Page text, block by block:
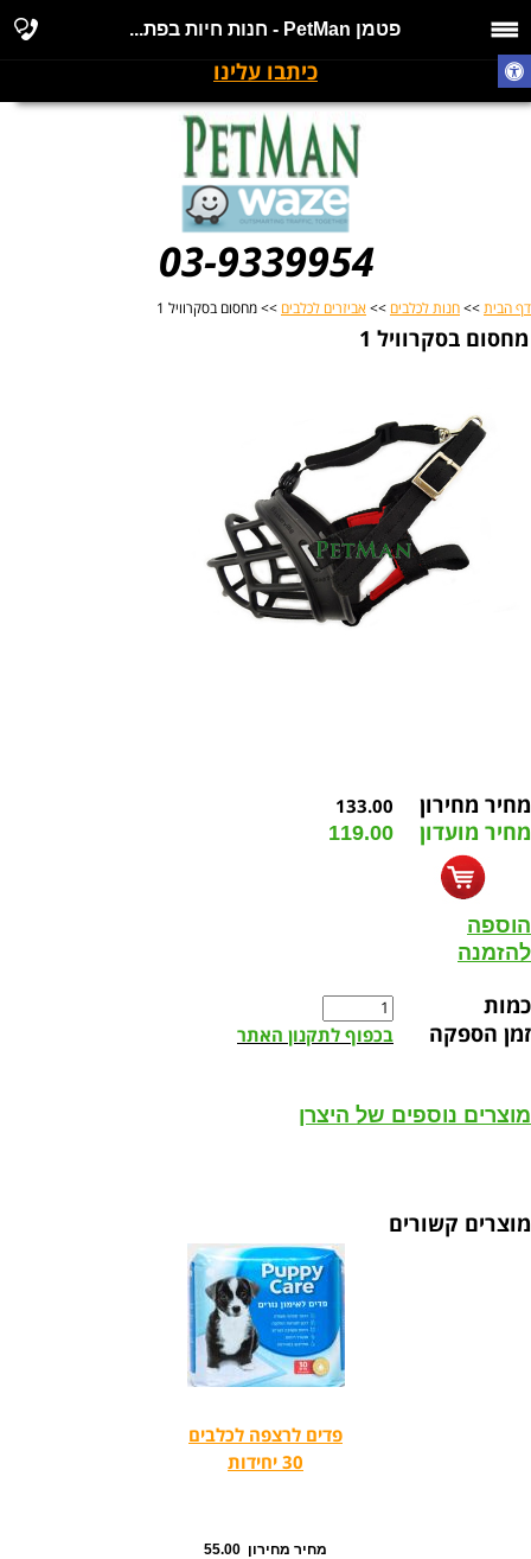
פטמן PetMan - חנות חיות בפת...
כיתבו עלינו
03-9339954
דף הבית >> חנות לכלבים >> אביזרים לכלבים >> מחסום בסקרוויל 1
מחסום בסקרוויל 1
מחיר מחירון 133.00
מחיר מועדון 119.00
הוספה
להזמנה
כמות
זמן הספקה
בכפוף לתקנון האתר
מוצרים נוספים של היצרן
מוצרים קשורים
פדים לרצפה לכלבים
30 יחידות
מחיר מחירון 55.00